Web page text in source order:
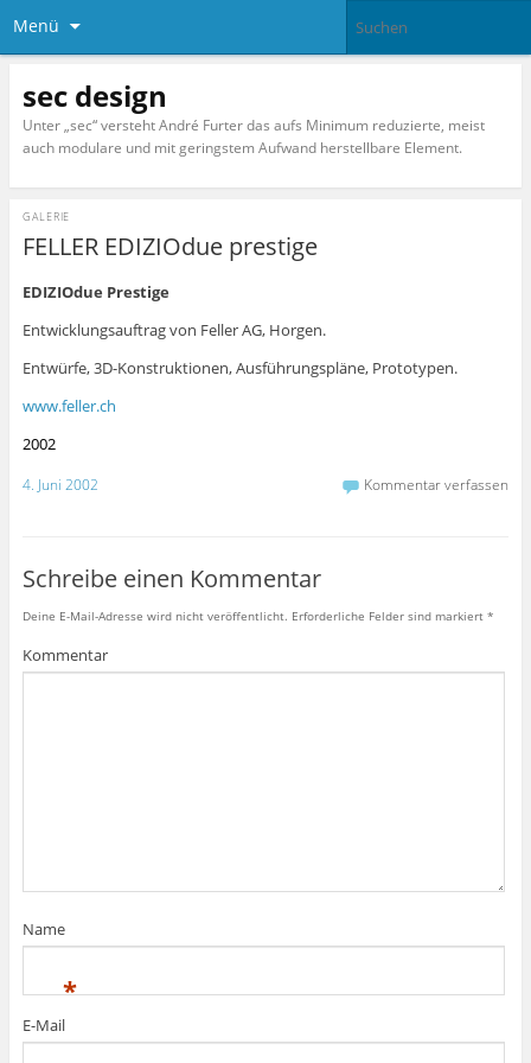
Menü
sec design
Unter „sec“ versteht André Furter das aufs Minimum reduzierte, meist
auch modulare und mit geringstem Aufwand herstellbare Element.
FELLER EDIZIOdue prestige
GALERIE
EDIZIOdue Prestige
Entwicklungsauftrag von Feller AG, Horgen.
Entwürfe, 3D-Konstruktionen, Ausführungspläne, Prototypen.
www.feller.ch
2002
4. Juni 2002 Kommentar verfassen
Schreibe einen Kommentar
Deine E-Mail-Adresse wird nicht veröffentlicht. Erforderliche Felder sind markiert *
Kommentar
Name
*
E-Mail